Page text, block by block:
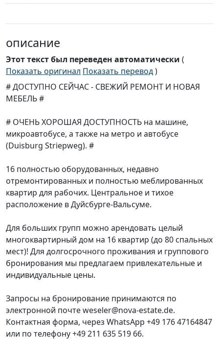
описание
Этот текст был переведен автоматически (
Показать оригинал Показать перевод)
# ДОСТУПНО СЕЙЧАС - СВЕЖИЙ РЕМОНТ И НОВАЯ
МЕБЕЛЬ #
# ОЧЕНЬ ХОРОШАЯ ДОСТУПНОСТЬ на машине,
микроавтобусе, а также на метро и автобусе
(Duisburg Striepweg). #
16 полностью оборудованных, недавно
отремонтированных и полностью меблированных
квартир для рабочих. Центральное и тихое
расположение в Дуйсбурге-Вальсуме.
Для больших групп можно арендовать целый
многоквартирный дом на 16 квартир (до 80 спальных
мест)! Для долгосрочного проживания и группового
бронирования мы предлагаем привлекательные и
индивидуальные цены.
Запросы на бронирование принимаются по
электронной почте weseler@nova-estate.de.
Контактная форма, через WhatsApp +49 176 47164847
или по телефону +49 211 635 519 66.